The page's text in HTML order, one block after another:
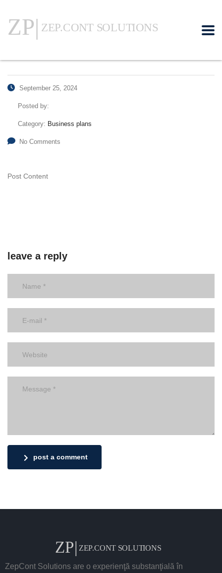
September 25, 2024
Posted by:
Category: Business plans
No Comments
Post Content
leave a reply
post a comment
ZepCont Solutions are o experienţă substanţială în